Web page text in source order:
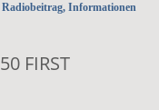
Radiobeitrag, Informationen
FIRST